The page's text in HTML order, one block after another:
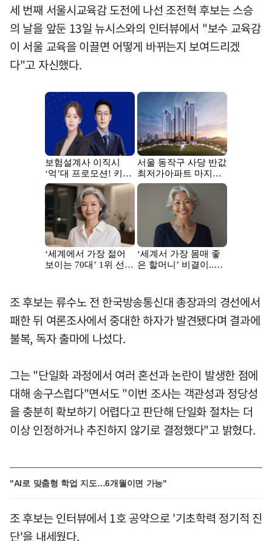
세 번째 서울시교육감 도전에 나선 조전혁 후보는 스승
의 날을 앞둔 13일 뉴시스와의 인터뷰에서 "보수 교육감
이 서울 교육을 이끌면 어떻게 바뀌는지 보여드리겠
다"고 자신했다.
조 후보는 류수노 전 한국방송통신대 총장과의 경선에서
패한 뒤 여론조사에서 중대한 하자가 발견됐다며 결과에
불복, 독자 출마에 나섰다.
그는 "단일화 과정에서 여러 혼선과 논란이 발생한 점에
대해 송구스럽다"면서도 "이번 조사는 객관성과 정당성
을 충분히 확보하기 어렵다고 판단해 단일화 절차는 더
이상 인정하거나 추진하지 않기로 결정했다"고 밝혔다.
"AI로 맞춤형 학업 지도…6개월이면 가능"
조 후보는 인터뷰에서 1호 공약으로 '기초학력 정기적 진
단'을 내세웠다.